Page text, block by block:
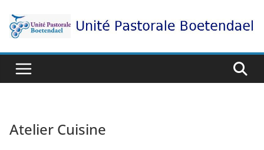
au
contenu
Atelier Cuisine